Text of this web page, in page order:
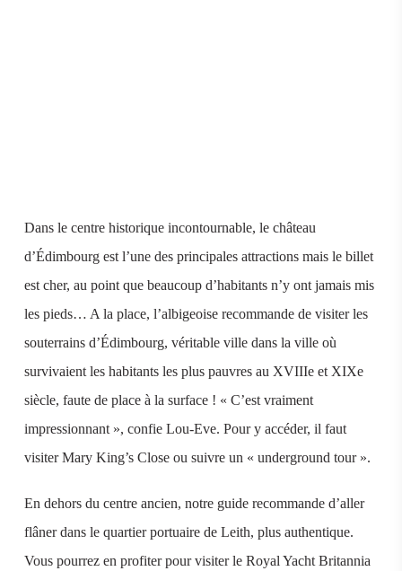
Dans le centre historique incontournable, le château
d’Édimbourg est l’une des principales attractions mais le billet
est cher, au point que beaucoup d’habitants n’y ont jamais mis
les pieds… A la place, l’albigeoise recommande de visiter les
souterrains d’Édimbourg, véritable ville dans la ville où
survivaient les habitants les plus pauvres au XVIIIe et XIXe
siècle, faute de place à la surface ! « C’est vraiment
impressionnant », confie Lou-Eve. Pour y accéder, il faut
visiter Mary King’s Close ou suivre un « underground tour ».
En dehors du centre ancien, notre guide recommande d’aller
flâner dans le quartier portuaire de Leith, plus authentique.
Vous pourrez en profiter pour visiter le Royal Yacht Britannia